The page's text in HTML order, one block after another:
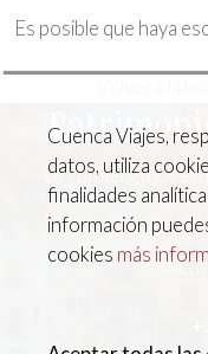
Es posible que haya
Le surmergimos en
Cuenca Viajes,
datos, utiliza
finalidades
información
cookies más